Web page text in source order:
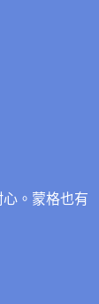
。蒙格也有